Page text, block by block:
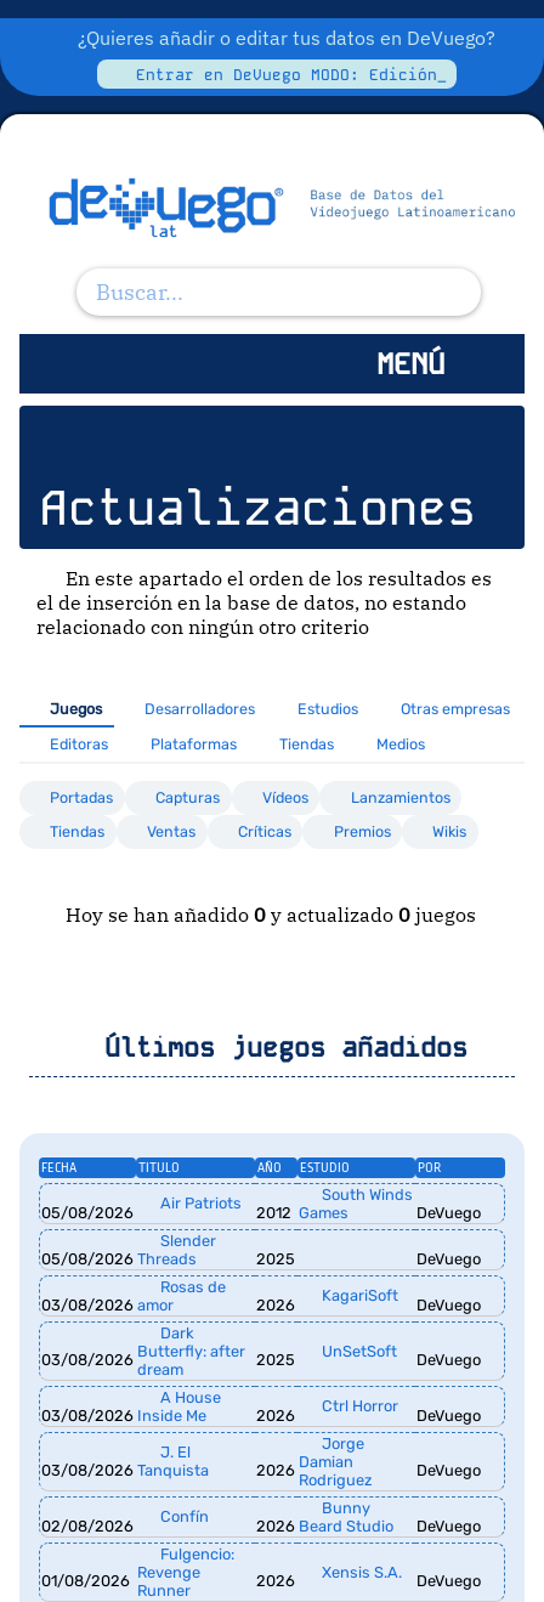
¿Quieres añadir o editar tus datos en DeVuego?
Entrar en DeVuego MODO: Edición_
MENÚ
Actualizaciones
En este apartado el orden de los resultados es
el de inserción en la base de datos, no estando
relacionado con ningún otro criterio
Juegos Desarrolladores Estudios
Otras empresas
Editoras
Plataformas Tiendas Medios
Portadas Capturas Vídeos
Lanzamientos
Tiendas
Ventas Críticas Premios Wikis
Hoy se han añadido0 y actualizado0 juegos
Últimos juegos añadidos
FECHA TITULO AÑO ESTUDIO POR
05/08/2026
Air Patriots
2012
South Winds
Games
DeVuego
05/08/2026
Slender
Threads
2025 DeVuego
03/08/2026
Rosas de
amor
2026
KagariSoft
DeVuego
03/08/2026
Dark
Butterfly: after
dream
2025 UnSetSoft DeVuego
03/08/2026
A House
Inside Me
2026
Ctrl Horror
DeVuego
03/08/2026
J. El
Tanquista
2026
Jorge
Damian
Rodriguez
DeVuego
02/08/2026
Confín
2026
Bunny
Beard Studio
DeVuego
01/08/2026
Fulgencio:
Revenge
Runner
2026 Xensis S.A. DeVuego